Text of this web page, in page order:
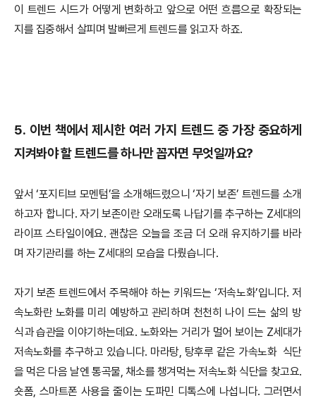
이 트렌드 시드가 어떻게 변화하고 앞으로 어떤 흐름으로 확장되는
지를 집중해서 살피며 발빠르게 트렌드를 읽고자 하죠.
5. 이번 책에서 제시한 여러 가지 트렌드 중 가장 중요하게
지켜봐야 할 트렌드를 하나만 꼽자면 무엇일까요?
앞서 ‘포지티브 모멘텀’을 소개해드렸으니 ‘자기 보존’ 트렌드를 소개
하고자 합니다. 자기 보존이란 오래도록 나답기를 추구하는 Z세대의
라이프 스타일이에요. 괜찮은 오늘을 조금 더 오래 유지하기를 바라
며 자기관리를 하는 Z세대의 모습을 다뤘습니다.
자기 보존 트렌드에서 주목해야 하는 키워드는 ‘저속노화’입니다. 저
속노화란 노화를 미리 예방하고 관리하며 천천히 나이 드는 삶의 방
식과 습관을 이야기하는데요. 노화와는 거리가 멀어 보이는 Z세대가
저속노화를 추구하고 있습니다. 마라탕, 탕후루 같은 가속노화 식단
을 먹은 다음 날엔 통곡물, 채소를 챙겨먹는 저속노화 식단을 찾고요.
숏폼, 스마트폰 사용을 줄이는 도파민 디톡스에 나섭니다. 그러면서